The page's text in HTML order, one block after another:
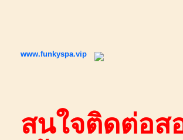
www.funkyspa.vip
สนใจติดต่อส